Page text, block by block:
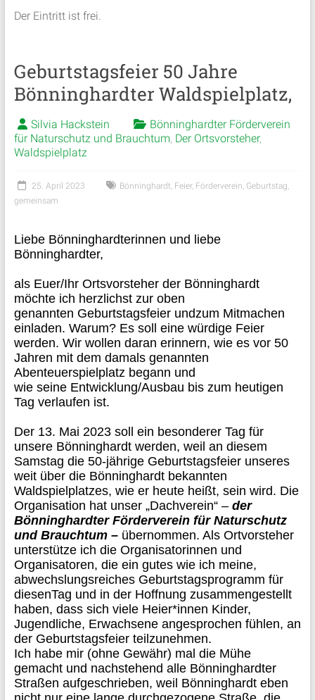
Der Eintritt ist frei.
Geburtstagsfeier 50 Jahre
Bönninghardter Waldspielplatz,
Silvia Hackstein
Bönninghardter Förderverein
für Naturschutz und Brauchtum, Der Ortsvorsteher,
Waldspielplatz
25. April 2023 Bönninghardt, Feier, Förderverein, Geburtstag,
gemeinsam
Liebe Bönninghardterinnen und liebe
Bönninghardter,
als Euer/Ihr Ortsvorsteher der Bönninghardt
möchte ich herzlichst zur oben
genannten Geburtstagsfeier undzum Mitmachen
einladen. Warum? Es soll eine würdige Feier
werden. Wir wollen daran erinnern, wie es vor 50
Jahren mit dem damals genannten
Abenteuerspielplatz begann und
wie seine Entwicklung/Ausbau bis zum heutigen
Tag verlaufen ist.
Der 13. Mai 2023 soll ein besonderer Tag für
unsere Bönninghardt werden, weil an diesem
Samstag die 50-jährige Geburtstagsfeier unseres
weit über die Bönninghardt bekannten
Waldspielplatzes, wie er heute heißt, sein wird. Die
Organisation hat unser „Dachverein“ – der
Bönninghardter Förderverein für Naturschutz
und Brauchtum – übernommen. Als Ortvorsteher
unterstütze ich die Organisatorinnen und
Organisatoren, die ein gutes wie ich meine,
abwechslungsreiches Geburtstagsprogramm für
diesenTag und in der Hoffnung zusammengestellt
haben, dass sich viele Heier*innen Kinder,
Jugendliche, Erwachsene angesprochen fühlen, an
der Geburtstagsfeier teilzunehmen.
Ich habe mir (ohne Gewähr) mal die Mühe
gemacht und nachstehend alle Bönninghardter
Straßen aufgeschrieben, weil Bönninghardt eben